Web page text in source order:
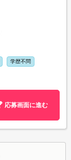
学歴不問
応募画面に進む